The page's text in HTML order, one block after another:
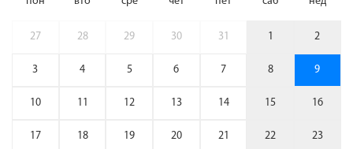
27 28 29 30 31 1 2
3 4 5 6 7 8 9
10 11 12 13 14 15 16
17 18 19 20 21 22 23